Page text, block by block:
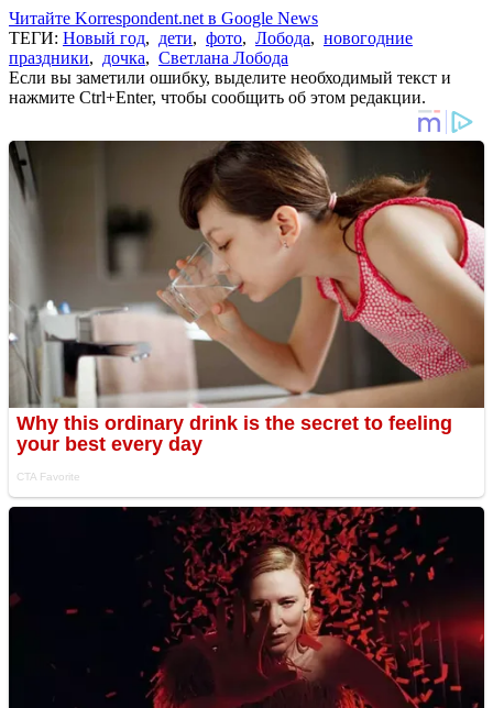
Читайте Korrespondent.net в Google News
ТЕГИ: Новый год, дети, фото, Лобода, новогодние
праздники, дочка, Светлана Лобода
Если вы заметили ошибку, выделите необходимый текст и
нажмите Ctrl+Enter, чтобы сообщить об этом редакции.